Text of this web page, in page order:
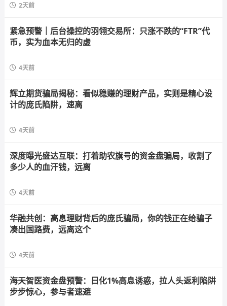
2天前
紧急预警｜后台操控的羽翎交易所：只涨不跌的“FTR”代
币，实为血本无归的虚
4天前
辉立期货骗局揭秘：看似稳赚的理财产品，实则是精心设
计的庞氏陷阱，速离
4天前
深度曝光盛达互联：打着助农旗号的资金盘骗局，收割了
多少人的血汗钱，远离
4天前
华融共创：高息理财背后的庞氏骗局，你的钱正在给骗子
凑出国路费，远离这个
4天前
海天智医资金盘预警：日化1%高息诱惑，拉人头返利陷阱
步步惊心，参与者速避